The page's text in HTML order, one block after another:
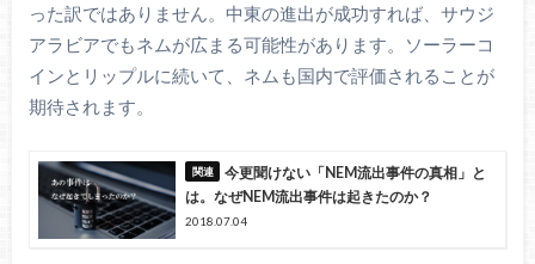
った訳ではありません。中東の進出が成功すれば、サウジ
アラビアでもネムが広まる可能性があります。ソーラーコ
インとリップルに続いて、ネムも国内で評価されることが
期待されます。
今更聞けない「NEM流出事件の真相」と
は。なぜNEM流出事件は起きたのか？
2018.07.04